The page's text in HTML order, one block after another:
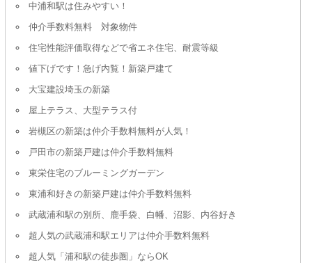
中浦和駅は住みやすい！
仲介手数料無料 対象物件
住宅性能評価取得などで省エネ住宅、耐震等級
値下げです！急げ内覧！新築戸建て
大宝建設埼玉の新築
屋上テラス、大型テラス付
岩槻区の新築は仲介手数料無料が人気！
戸田市の新築戸建は仲介手数料無料
東栄住宅のブルーミングガーデン
東浦和好きの新築戸建は仲介手数料無料
武蔵浦和駅の別所、鹿手袋、白幡、沼影、内谷好き
超人気の武蔵浦和駅エリアは仲介手数料無料
超人気「浦和駅の徒歩圏」ならOK